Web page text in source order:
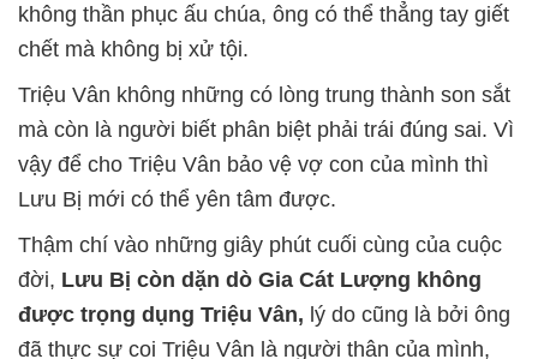
không thần phục ấu chúa, ông có thể thẳng tay giết
chết mà không bị xử tội.
Triệu Vân không những có lòng trung thành son sắt
mà còn là người biết phân biệt phải trái đúng sai. Vì
vậy để cho Triệu Vân bảo vệ vợ con của mình thì
Lưu Bị mới có thể yên tâm được.
Thậm chí vào những giây phút cuối cùng của cuộc
đời, Lưu Bị còn dặn dò Gia Cát Lượng không
được trọng dụng Triệu Vân, lý do cũng là bởi ông
đã thực sự coi Triệu Vân là người thân của mình,